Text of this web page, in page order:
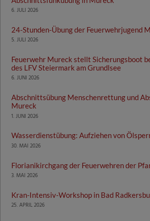
6. JULI 2026
24-Stunden-Übung der Feuerwehrjugend
5. JULI 2026
Feuerwehr Mureck stellt Sicherungsboot
des LFV Steiermark am Grundlsee
6. JUNI 2026
Abschnittsübung Menschenrettung und
Mureck
1. JUNI 2026
Wasserdienstübung: Aufziehen von
30. MAI 2026
Florianikirchgang der Feuerwehren der
3. MAI 2026
Kran-Intensiv-Workshop in Bad
25. APRIL 2026